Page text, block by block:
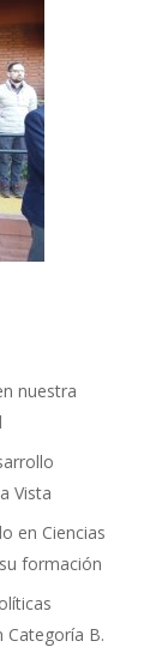
nuestra
Vista
en Ciencias
formación
Categoría B.